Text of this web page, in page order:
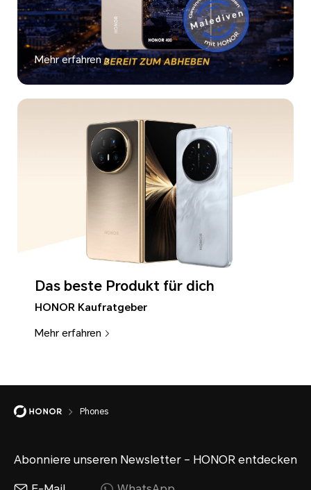
Mehr erfahren
Das beste Produkt für dich
HONOR Kaufratgeber
Mehr erfahren
Phones
Abonniere unseren Newsletter – HONOR entdecken